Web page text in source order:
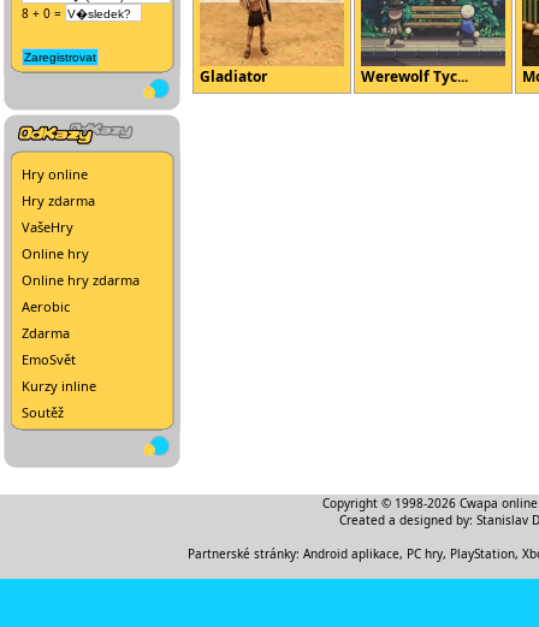
8 + 0 =
Hry online
Hry zdarma
VašeHry
Online hry
Online hry zdarma
Aerobic
Zdarma
EmoSvět
Kurzy inline
Soutěž
Gladiator Werewolf Tyc...
Copyright © 1998-2026 Cwapa
Created a designed by: Stanislav
Partnerské stránky: Android aplikace, PC hry, PlayStation,